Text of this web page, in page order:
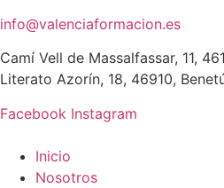
info@valenciaformacion.es
Camí Vell de Massalfassar, 11,
Literato Azorín, 18, 46910,
Facebook Instagram
Inicio
Nosotros